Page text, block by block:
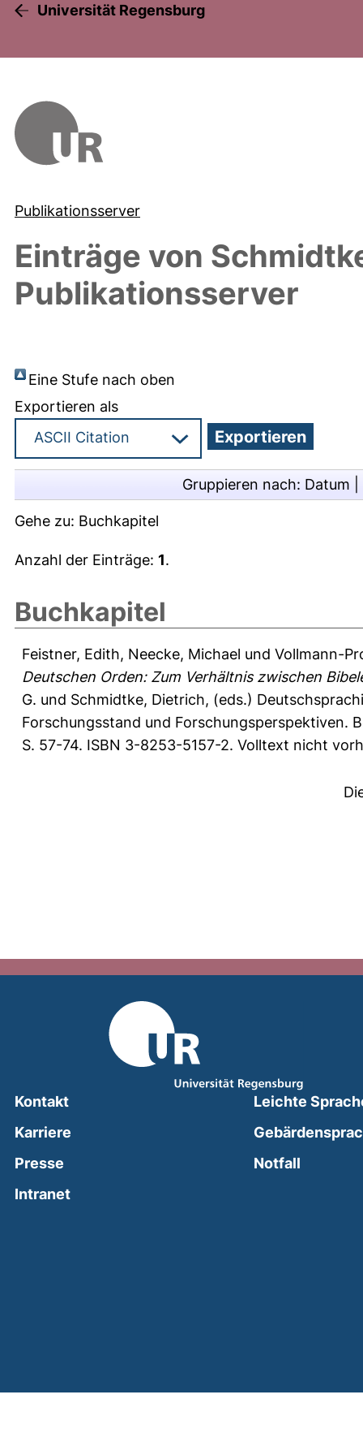
Universität Regensburg
Publikationsserver
Einträge von
Publikationsserver
Eine Stufe nach oben
Exportieren als
Gruppieren nach: Datum
Gehe zu: Buchkapitel
Anzahl der Einträge: 1.
Buchkapitel
Feistner, Edith, Neecke, Michael und Vollmann-
Deutschen Orden: Zum Verhältnis zwischen
G. und Schmidtke, Dietrich, (eds.)
Forschungsstand und Forschungsperspektiven.
S. 57-74. ISBN 3-8253-5157-2. Volltext nicht
Kontakt
Karriere
Presse
Intranet(external link, opens in a new window)
Leichte
Notfall